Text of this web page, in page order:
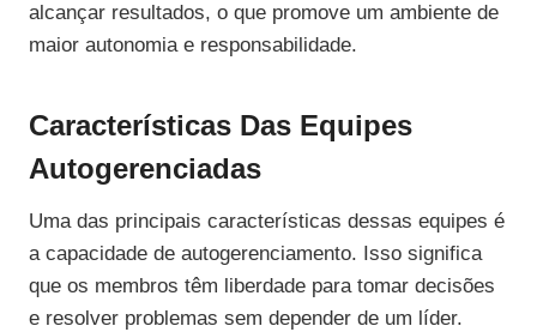
alcançar resultados, o que promove um ambiente de
maior autonomia e responsabilidade.
Características Das Equipes
Autogerenciadas
Uma das principais características dessas equipes é
a capacidade de autogerenciamento. Isso significa
que os membros têm liberdade para tomar decisões
e resolver problemas sem depender de um líder.